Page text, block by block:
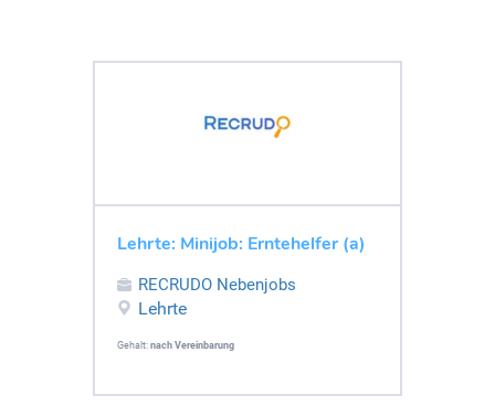
Lehrte: Minijob: Erntehelfer (a)
RECRUDO Nebenjobs
Lehrte
Gehalt: nach Vereinbarung